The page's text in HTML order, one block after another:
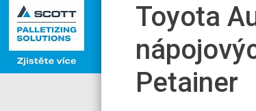
Toyota
Petainer